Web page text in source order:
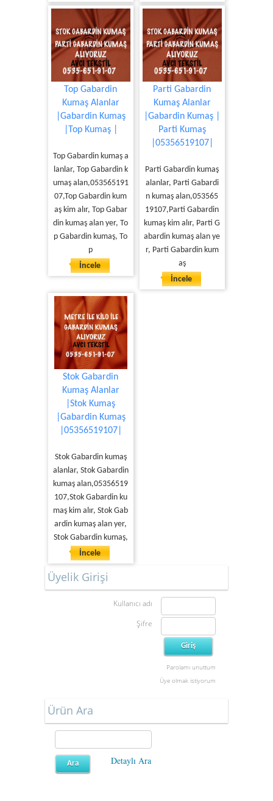
Top Gabardin
Kumaş Alanlar
|Gabardin Kumaş
|Top Kumaş |
Top Gabardin kumaş a
lanlar, Top Gabardin k
umaş alan,053565191
07,Top Gabardin kum
aş kim alır, Top Gabar
din kumaş alan yer, To
p Gabardin kumaş, To
p
İncele
Parti Gabardin
Kumaş Alanlar
|Gabardin Kumaş |
Parti Kumaş
|05356519107|
Parti Gabardin kumaş
alanlar, Parti Gabardi
n kumaş alan,053565
19107,Parti Gabardin
kumaş kim alır, Parti G
abardin kumaş alan ye
r, Parti Gabardin kum
aş
İncele
Stok Gabardin
Kumaş Alanlar
|Stok Kumaş
|Gabardin Kumaş
|05356519107|
Stok Gabardin kumaş
alanlar, Stok Gabardin
kumaş alan,05356519
107,Stok Gabardin ku
maş kim alır, Stok Gab
ardin kumaş alan yer,
Stok Gabardin kumaş,
İncele
Üyelik Girişi
Kullanıcı adı
Şifre
Parolamı unuttum
Üye olmak istiyorum
Ürün Ara
Detaylı Ara